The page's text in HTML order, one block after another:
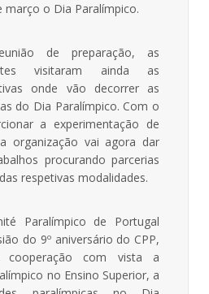
março o Dia Paralímpico.
de preparação, as
visitaram ainda as
onde vão decorrer as
do Dia Paralímpico. Com o
a experimentação de
organização vai agora dar
procurando parcerias
respetivas modalidades.
Paralímpico de Portugal
do 9º aniversário do CPP,
com vista a
no Ensino Superior, a